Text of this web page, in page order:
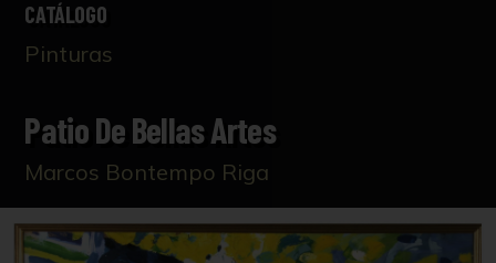
CATÁLOGO
Pinturas
Patio De Bellas Artes
Marcos Bontempo Riga